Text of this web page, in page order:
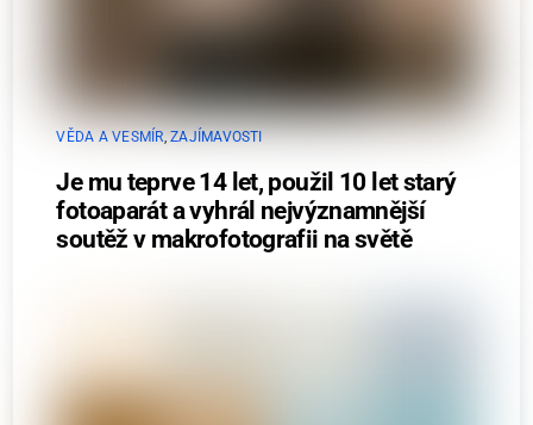
VĚDA A VESMÍR,ZAJÍMAVOSTI
Je mu teprve 14 let, použil 10 let starý
fotoaparát a vyhrál nejvýznamnější
soutěž v makrofotografii na světě